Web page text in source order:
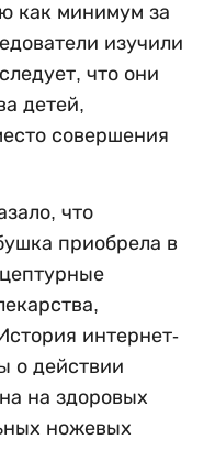
как минимум за
изучили
что они
детей,
совершения
что
приобрела в
интернет-
о действии
на здоровых
ножевых